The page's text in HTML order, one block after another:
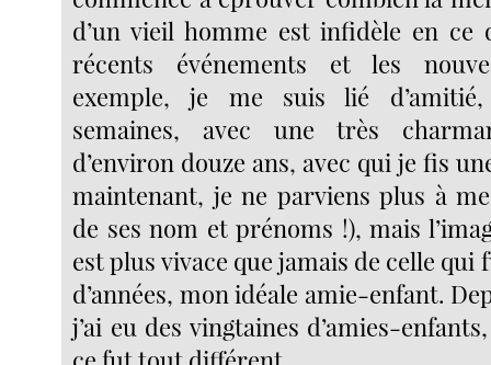
d’un vieil homme est infidèle en ce
récents événements et les
exemple, je me suis lié
semaines, avec une très
d’environ douze ans, avec qui je fis
maintenant, je ne parviens plus à
de ses nom et prénoms !), mais
est plus vivace que jamais de celle
d’années, mon idéale amie-enfant.
j’ai eu des vingtaines d’amies-